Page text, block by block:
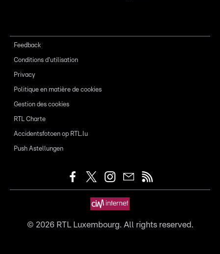
Feedback
Conditions d'utilisation
Privacy
Politique en matière de cookies
Gestion des cookies
RTL Charte
Accidentsfotoen op RTL.lu
Push Astellungen
© 2026RTL Luxembourg. All rights reserved.